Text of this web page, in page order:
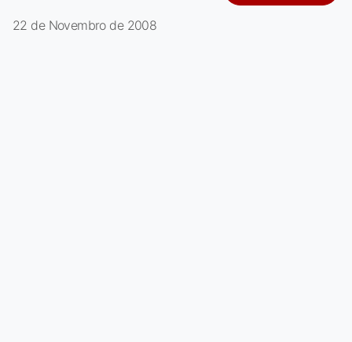
22 de Novembro de 2008